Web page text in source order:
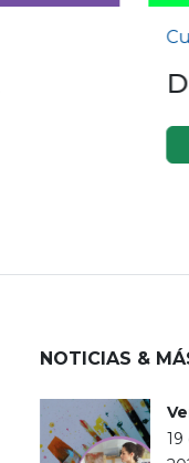
NOTICIAS &